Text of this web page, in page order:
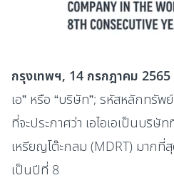
กรุงเทพฯ, 14 กรกฎาคม 2565
เอ” หรือ “บริษัท”; รหัสหลักทรั
ที่จะประกาศว่า เอไอเอเป็นบริษั
เหรียญโต๊ะกลม (MDRT) มากที่
เป็นปีที่ 8